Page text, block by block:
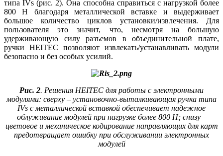
типа IVs (рис. 2). Она способна справиться с нагрузкой более
800 Н благодаря металлической вставке и выдерживает
большое количество циклов установки/извлечения. Для
пользователя это значит, что, несмотря на большую
удерживающую силу разъемов в объединительной плате,
ручки HEITEC позволяют извлекать/устанавливать модули
безопасно и без особых усилий.
Рис. 2. Решения HEITEC для работы с электронными
модулями: сверху – установочно-выталкивающая ручка типа
IVs с металлической вставкой обеспечивает надежное
облуживание модулей при нагрузке более 800 H; снизу –
цветовое и механическое кодирование направляющих для карт
предотвращает ошибку при обслуживании электронных
модулей